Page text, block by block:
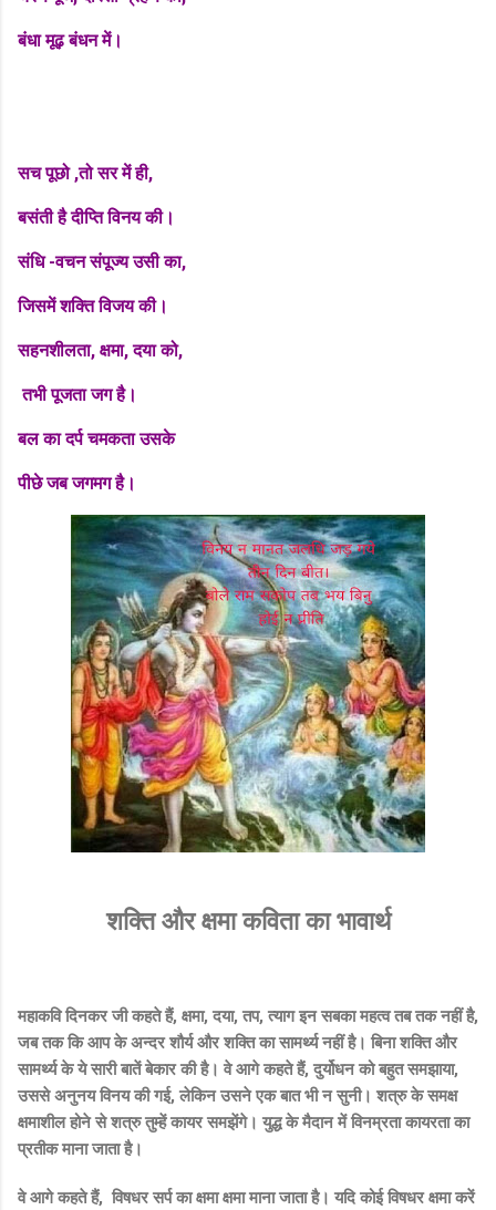
बंधा मूढ़ बंधन में।
सच पूछो ,तो सर में ही,
बसंती है दीप्ति विनय की।
संधि -वचन संपूज्य उसी का,
जिसमें शक्ति विजय की।
सहनशीलता, क्षमा, दया को,
तभी पूजता जग है।
बल का दर्प चमकता उसके
पीछे जब जगमग है।
शक्ति और क्षमा कविता का भावार्थ
महाकवि दिनकर जी कहते हैं, क्षमा, दया, तप, त्याग इन सबका महत्व तब तक नहीं है,
जब तक कि आप के अन्दर शौर्य और शक्ति का सामर्थ्य नहीं है। बिना शक्ति और
सामर्थ्य के ये सारी बातें बेकार की है। वे आगे कहते हैं, दुर्योधन को बहुत समझाया,
उससे अनुनय विनय की गई, लेकिन उसने एक बात भी न सुनी। शत्रु के समक्ष
क्षमाशील होने से शत्रु तुम्हें कायर समझेंगे। युद्ध के मैदान में विनम्रता कायरता का
प्रतीक माना जाता है।
वे आगे कहते हैं, विषधर सर्प का क्षमा क्षमा माना जाता है। यदि कोई विषधर क्षमा करें